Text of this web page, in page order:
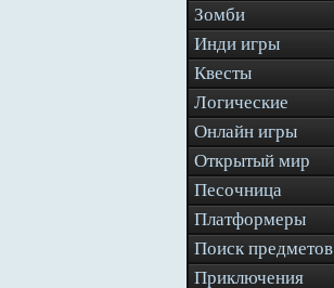
Зомби
Инди игры
Квесты
Логические
Онлайн игры
Открытый мир
Песочница
Платформеры
Поиск предметов
Приключения